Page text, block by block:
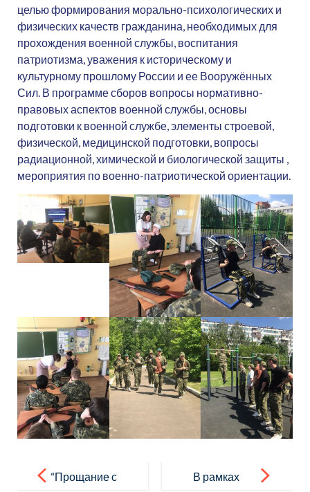
целью формирования морально-психологических и
физических качеств гражданина, необходимых для
прохождения военной службы, воспитания
патриотизма, уважения к историческому и
культурному прошлому России и ее Вооружённых
Сил. В программе сборов вопросы нормативно-
правовых аспектов военной службы, основы
подготовки к военной службе, элементы строевой,
физической, медицинской подготовки, вопросы
радиационной, химической и биологической защиты ,
мероприятия по военно-патриотической ориентации.
записям
“Прощание с
В рамках